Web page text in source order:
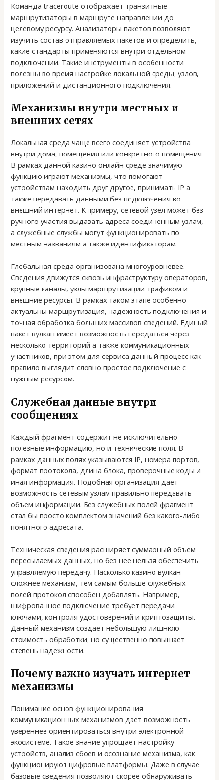
Команда traceroute отображает транзитные
маршрутизаторы в маршруте направлении до
целевому ресурсу. Анализаторы пакетов позволяют
изучить состав отправляемых пакетов и определить,
какие стандарты применяются внутри отдельном
подключении. Такие инструменты в особенности
полезны во время настройке локальной среды, узлов,
приложений и дистанционного подключения.
Механизмы внутри местных и
внешних сетях
Локальная среда чаще всего соединяет устройства
внутри дома, помещения или конкретного помещения.
В рамках данной казино онлайн среде значимую
функцию играют механизмы, что помогают
устройствам находить друг другое, принимать IP а
также передавать данными без подключения во
внешний интернет. К примеру, сетевой узел может без
ручного участия выдавать адреса соединенным узлам,
а служебные службы могут функционировать по
местным названиям а также идентификаторам.
Глобальная среда организована многоуровневее.
Сведения движутся сквозь инфраструктуру операторов,
крупные каналы, узлы маршрутизации трафиком и
внешние ресурсы. В рамках таком этапе особенно
актуальны маршрутизация, надежность подключения и
точная обработка больших массивов сведений. Единый
пакет вулкан имеет возможность передаться через
несколько территорий а также коммуникационных
участников, при этом для сервиса данный процесс как
правило выглядит словно простое подключение с
нужным ресурсом.
Служебная данные внутри
сообщениях
Каждый фрагмент содержит не исключительно
полезные информацию, но и технические поля. В
рамках данных полях указываются IP, номера портов,
формат протокола, длина блока, проверочные коды и
иная информация. Подобная организация дает
возможность сетевым узлам правильно передавать
объем информации. Без служебных полей фрагмент
стал бы просто комплектом значений без какого-либо
понятного адресата.
Техническая сведения расширяет суммарный объем
пересылаемых данных, но без нее нельзя обеспечить
управляемую передачу. Насколько казино вулкан
сложнее механизм, тем самым больше служебных
полей протокол способен добавлять. Например,
шифрованное подключение требует передачи
ключами, контроля удостоверений и криптозащиты.
Данный механизм создает небольшую лишнюю
стоимость обработки, но существенно повышает
степень надежности.
Почему важно изучать интернет
механизмы
Понимание основ функционирования
коммуникационных механизмов дает возможность
увереннее ориентироваться внутри электронной
экосистеме. Такое знание упрощает настройку
устройств, анализ сбоев и осознание механизма, как
функционируют цифровые платформы. Даже в случае
базовые сведения позволяют скорее обнаруживать